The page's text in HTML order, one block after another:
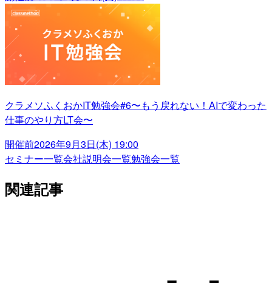
クラメソふくおかIT勉強会#6〜もう戻れない！AIで変わった
仕事のやり方LT会〜
開催前2026年9月3日(木) 19:00
セミナー一覧会社説明会一覧勉強会一覧
関連記事